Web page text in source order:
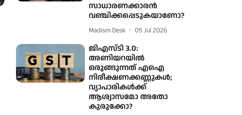
സാധാരണക്കാരന്‍
വഞ്ചിക്കപ്പെടുകയാണോ?
Madism Desk 05 Jul 2026
ജിഎസ്‌ടി 3.0:
അണിയറയില്‍
ഒരുങ്ങുന്നത് എഐ
നിരീക്ഷണക്കണ്ണുകള്‍;
വ്യാപാരികള്‍ക്ക്
ആശ്വാസമോ അതോ
കുരുക്കോ?